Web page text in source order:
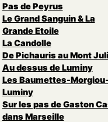
Pas de Peyrus
Le Grand Sanguin & La
Grande Etoile
La Candolle
De Pichauris au Mont
Au dessus de Luminy
Les Baumettes-Morgiou-
Luminy
Sur les pas de Gaston
dans Marseille